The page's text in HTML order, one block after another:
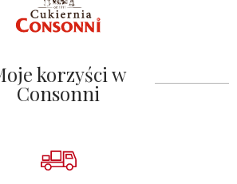
korzyści w
Consonni